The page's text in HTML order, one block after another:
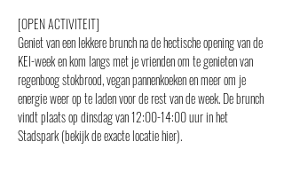
[OPEN ACTIVITEIT]
Geniet van een lekkere brunch na de hectische opening van de
KEI-week en kom langs met je vrienden om te genieten van
regenboog stokbrood, vegan pannenkoeken en meer om je
energie weer op te laden voor de rest van de week. De brunch
vindt plaats op dinsdag van 12:00-14:00 uur in het
Stadspark (bekijk de exacte locatie hier).